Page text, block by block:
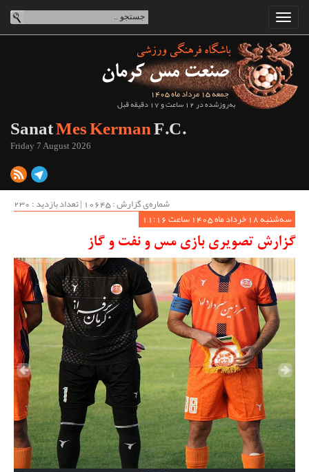
جمعه 15 مرداد ماه 1405
به‌روزشده در 12 ساعت و 17 دقیقه قبل
SanatMes KermanF.C.
Friday 7 August 2026
شماره‌ی گزارش : ‌10645 | تعداد بازدید : 230
سه‌شنبه 18 خرداد ماه 1405 ساعت 11:16
گزارش تصویری بازی مس و نفت و گاز